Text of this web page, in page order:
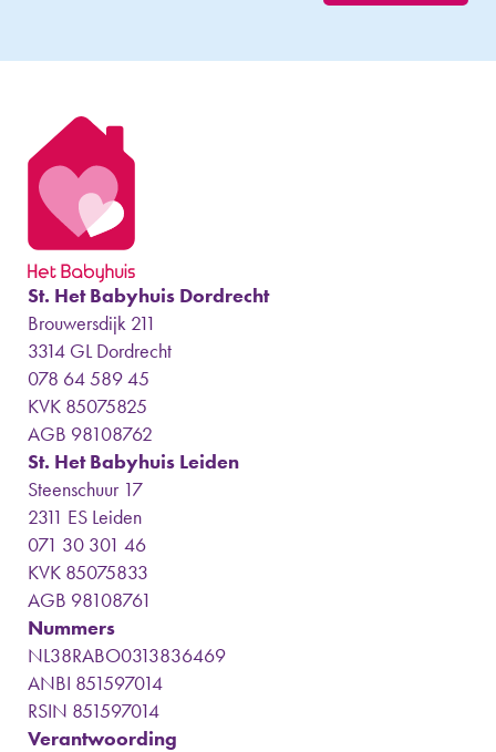
St. Het Babyhuis Dordrecht
Brouwersdijk 211
3314 GL Dordrecht
078 64 589 45
KVK 85075825
AGB 98108762
St. Het Babyhuis Leiden
Steenschuur 17
2311 ES Leiden
071 30 301 46
KVK 85075833
AGB 98108761
Nummers
NL38RABO0313836469
ANBI 851597014
RSIN 851597014
Verantwoording